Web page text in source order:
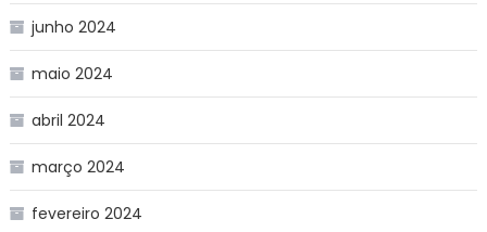
junho 2024
maio 2024
abril 2024
março 2024
fevereiro 2024